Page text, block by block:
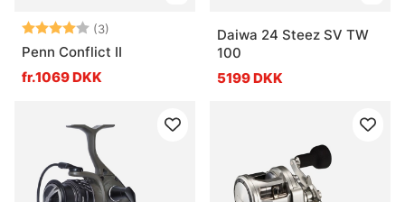
Vurdering: (3)
4.0 ud af 5 stjerner
Penn Conflict II
fr.1069 DKK
Daiwa 24 Steez SV TW
100
5199 DKK